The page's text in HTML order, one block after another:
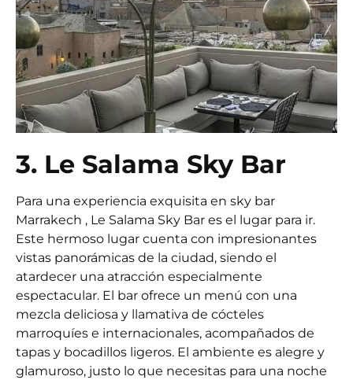
3. Le Salama Sky Bar
Para una experiencia exquisita en sky bar
Marrakech , Le Salama Sky Bar es el lugar para ir.
Este hermoso lugar cuenta con impresionantes
vistas panorámicas de la ciudad, siendo el
atardecer una atracción especialmente
espectacular. El bar ofrece un menú con una
mezcla deliciosa y llamativa de cócteles
marroquíes e internacionales, acompañados de
tapas y bocadillos ligeros. El ambiente es alegre y
glamuroso, justo lo que necesitas para una noche